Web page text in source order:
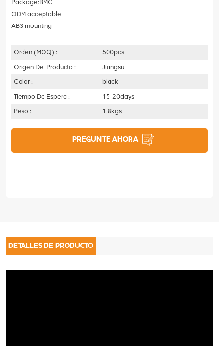
Package:BMC
ODM acceptable
ABS mounting
Orden (MOQ) :
500pcs
Origen Del Producto :
Jiangsu
Color :
black
Tiempo De Espera :
15-20days
Peso :
1.8kgs
PREGUNTE AHORA
DETALLES DE PRODUCTO